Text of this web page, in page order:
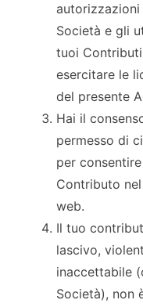
Società e gli
tuoi
esercitare le
del presente
Hai il
permesso di
per
Contributo
web.
Il tuo
lascivo,
inaccettabile
Società), non